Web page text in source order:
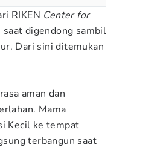
RIKEN Center for
digendong sambil
Dari sini ditemukan
aman dan
Mama
Kecil ke tempat
terbangun saat